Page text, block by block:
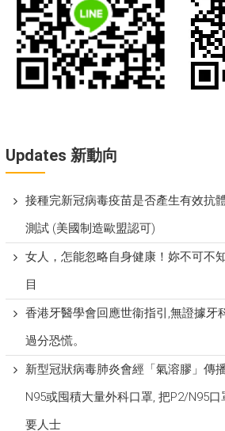
Updates 新動向
接種完新冠病毒疫苗是否產生有效抗
測試 (美國制造歐盟認可)
女人，怎能忽略自身健康！妳不可不
目
香港牙醫學會回應世衞指引,無證據牙
過分恐慌。
新型冠狀病毒肺炎會經「氣溶膠」傳
N95或囤積大量外科口罩, 把P​2/N95
要人士